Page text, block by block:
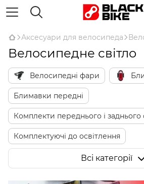
Аксесуари для велосипеда
Велосипедне світло
Велосипедні фари
Блимавки передні
Комплекти переднього і заднього
Комплектуючі до освітлення
Катафоти та світловідбиваючі
Всі категорії